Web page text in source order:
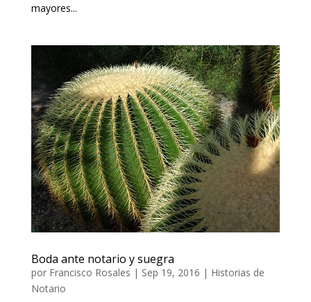
mayores...
Boda ante notario y suegra
por Francisco Rosales | Sep 19, 2016 | Historias de
Notario